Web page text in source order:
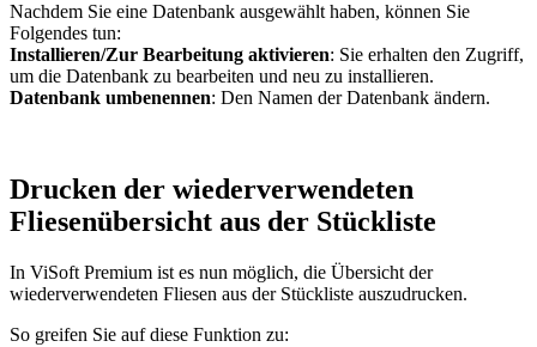
Nachdem Sie eine Datenbank ausgewählt haben, können Sie
Folgendes tun:
Installieren/Zur Bearbeitung aktivieren: Sie erhalten den Zugriff,
um die Datenbank zu bearbeiten und neu zu installieren.
Datenbank umbenennen: Den Namen der Datenbank ändern.
Drucken der wiederverwendeten
Fliesenübersicht aus der Stückliste
In ViSoft Premium ist es nun möglich, die Übersicht der
wiederverwendeten Fliesen aus der Stückliste auszudrucken.
So greifen Sie auf diese Funktion zu: